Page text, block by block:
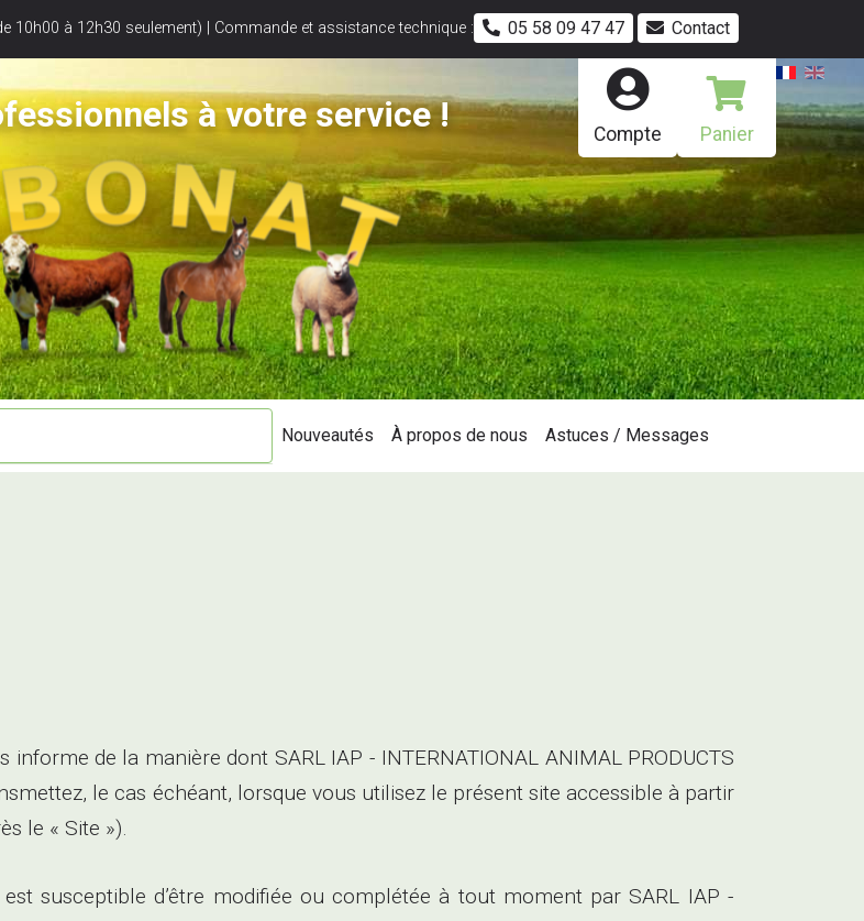
à 12h30 seulement) | Commande et assistance technique : 05 58 09 47 47 Contact
Compte Panier
à votre service !
Nouveautés À propos de nous Astuces / Messages
de la manière dont SARL IAP - INTERNATIONAL ANIMAL PRODUCTS
le cas échéant, lorsque vous utilisez le présent site accessible à partir
le « Site »).
susceptible d’être modifiée ou complétée à tout moment par SARL IAP -